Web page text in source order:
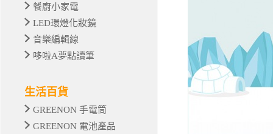
餐廚小家電
LED環燈化妝鏡
音樂編輯線
哆啦A夢點讀筆
生活百貨
GREENON 手電筒
GREENON 電池產品